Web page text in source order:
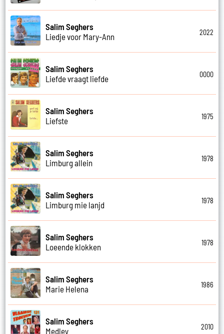
Salim Seghers
Liedje voor Mary-Ann
2022
Salim Seghers
Liefde vraagt liefde
0000
Salim Seghers
Liefste
1975
Salim Seghers
Limburg allein
1978
Salim Seghers
Limburg mie lanjd
1978
Salim Seghers
Loeende klokken
1978
Salim Seghers
Marie Helena
1986
Salim Seghers
Medley
2010